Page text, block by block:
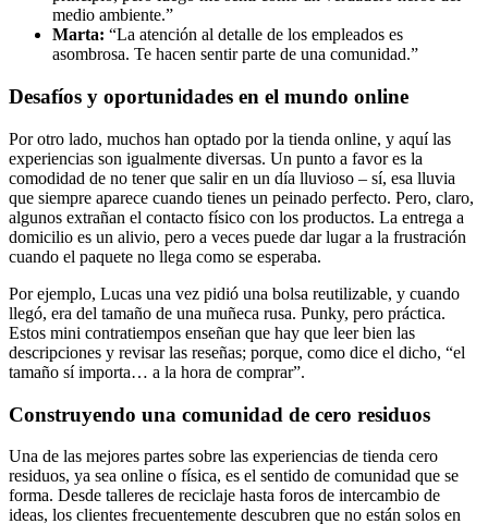
medio ambiente.”
Marta: “La atención al detalle de los empleados es
asombrosa. Te hacen sentir parte de una comunidad.”
Desafíos y oportunidades en el mundo online
Por otro lado, muchos han optado por la tienda online, y aquí las
experiencias son igualmente diversas. Un punto a favor es la
comodidad de no tener que salir en un día lluvioso – sí, esa lluvia
que siempre aparece cuando tienes un peinado perfecto. Pero, claro,
algunos extrañan el contacto físico con los productos. La entrega a
domicilio es un alivio, pero a veces puede dar lugar a la frustración
cuando el paquete no llega como se esperaba.
Por ejemplo, Lucas una vez pidió una bolsa reutilizable, y cuando
llegó, era del tamaño de una muñeca rusa. Punky, pero práctica.
Estos mini contratiempos enseñan que hay que leer bien las
descripciones y revisar las reseñas; porque, como dice el dicho, “el
tamaño sí importa… a la hora de comprar”.
Construyendo una comunidad de cero residuos
Una de las mejores partes sobre las experiencias de tienda cero
residuos, ya sea online o física, es el sentido de comunidad que se
forma. Desde talleres de reciclaje hasta foros de intercambio de
ideas, los clientes frecuentemente descubren que no están solos en